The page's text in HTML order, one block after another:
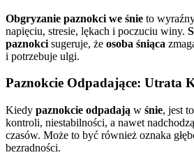
Obgryzanie paznokci we śnie to
napięciu, stresie, lękach i poczuciu winy.
paznokci sugeruje, że osoba śniąca
i potrzebuje ulgi.
Paznokcie Odpadające: Utrata
Kiedy paznokcie odpadają w śnie, jest
kontroli, niestabilności, a nawet
czasów. Może to być również oznaka
bezradności.